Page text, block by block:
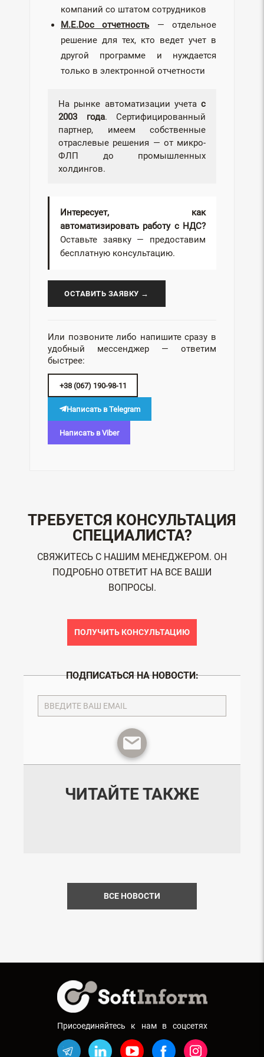
компаний со штатом сотрудников
M.E.Doc отчетность — отдельное
решение для тех, кто ведет учет в
другой программе и нуждается
только в электронной отчетности
На рынке автоматизации учета с
2003 года. Сертифицированный
партнер, имеем собственные
отраслевые решения — от микро-
ФЛП до промышленных
холдингов.
Интересует, как
автоматизировать работу с НДС?
Оставьте заявку — предоставим
бесплатную консультацию.
ОСТАВИТЬ ЗАЯВКУ →
Или позвоните либо напишите сразу в
удобный мессенджер — ответим
быстрее:
+38 (067) 190-98-11
Написать в Telegram
Написать в Viber
ТРЕБУЕТСЯ КОНСУЛЬТАЦИЯ
СПЕЦИАЛИСТА?
СВЯЖИТЕСЬ С НАШИМ МЕНЕДЖЕРОМ. ОН
ПОДРОБНО ОТВЕТИТ НА ВСЕ ВАШИ
ВОПРОСЫ.
ПОЛУЧИТЬ КОНСУЛЬТАЦИЮ
ПОДПИСАТЬСЯ НА НОВОСТИ:
ЧИТАЙТЕ ТАКЖЕ
ВСЕ НОВОСТИ
Присоединяйтесь к нам в соцсетях